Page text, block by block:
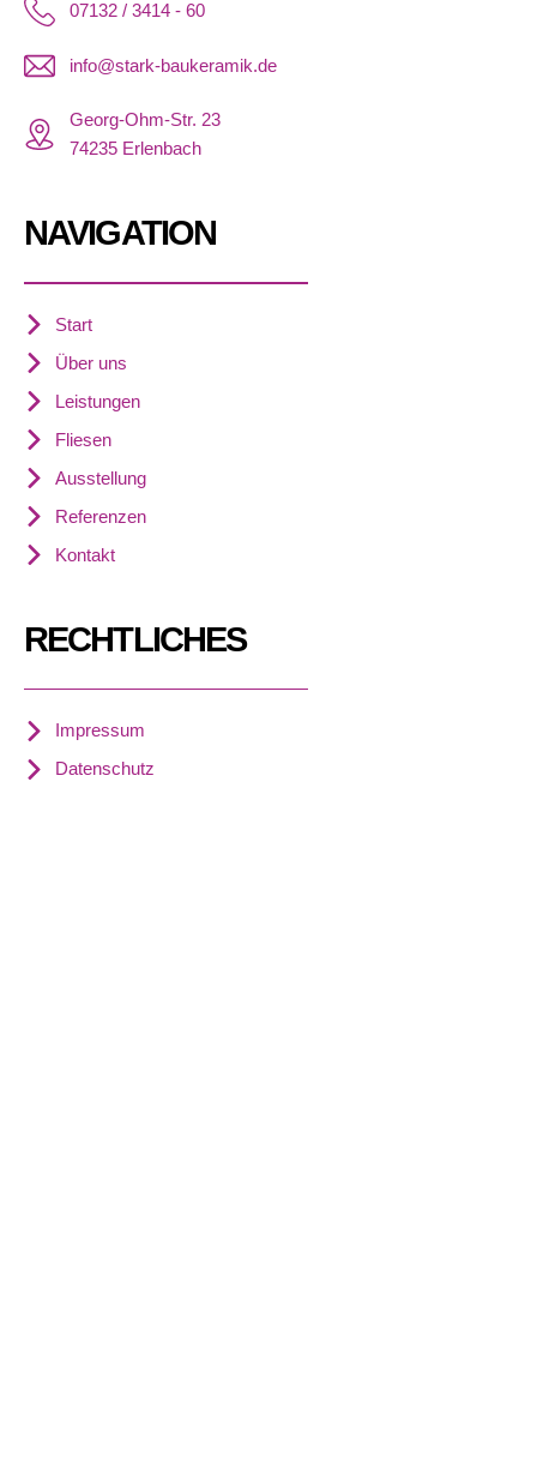
07132 / 3414 - 60
info@stark-baukeramik.de
Georg-Ohm-Str. 23
74235 Erlenbach
NAVIGATION
Start
Über uns
Leistungen
Fliesen
Ausstellung
Referenzen
Kontakt
RECHTLICHES
Impressum
Datenschutz